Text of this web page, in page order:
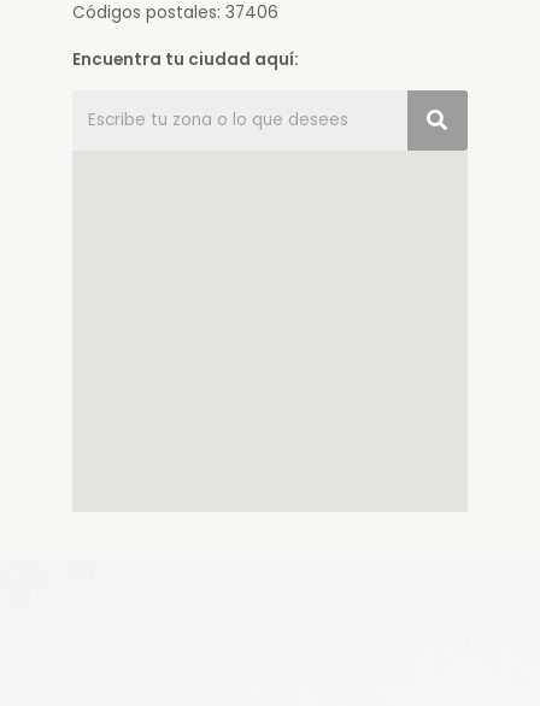
Códigos postales: 37406
Encuentra tu ciudad aquí: